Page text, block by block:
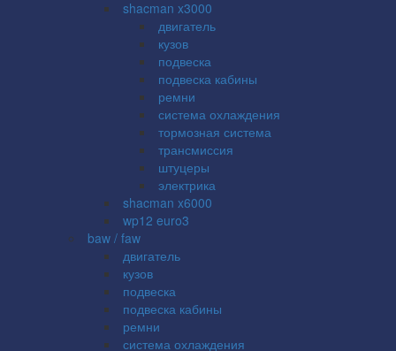
shacman x3000
двигатель
кузов
подвеска
подвеска кабины
ремни
система охлаждения
тормозная система
трансмиссия
штуцеры
электрика
shacman x6000
wp12 euro3
baw / faw
двигатель
кузов
подвеска
подвеска кабины
ремни
система охлаждения